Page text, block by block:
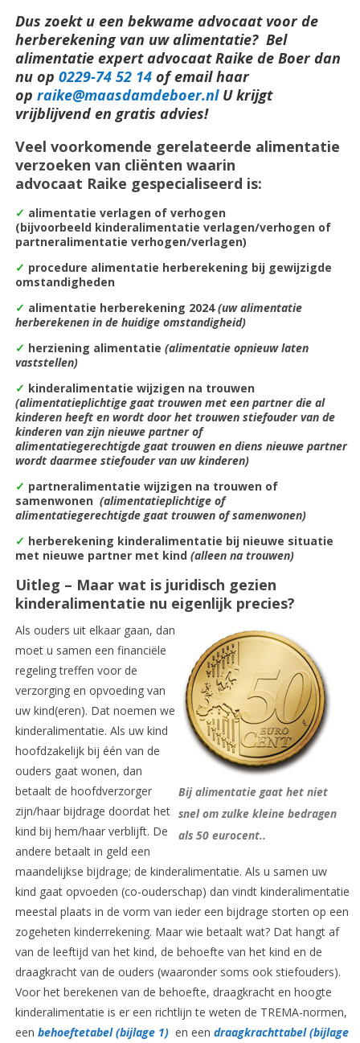
Dus zoekt u een bekwame advocaat voor de
herberekening van uw alimentatie? Bel
alimentatie expert advocaat Raike de Boer dan
nu op 0229-74 52 14 of email haar
op raike@maasdamdeboer.nl U krijgt
vrijblijvend en gratis advies!
Veel voorkomende gerelateerde alimentatie
verzoeken van cliënten waarin
advocaat Raike gespecialiseerd is:
✓ alimentatie verlagen of verhogen
(bijvoorbeeld kinderalimentatie verlagen/verhogen of
partneralimentatie verhogen/verlagen)
✓ procedure alimentatie herberekening bij gewijzigde
omstandigheden
✓ alimentatie herberekening 2024(uw alimentatie
herberekenen in de huidige omstandigheid)
✓ herziening alimentatie (alimentatie opnieuw laten
vaststellen)
✓ kinderalimentatie wijzigen na trouwen
(alimentatieplichtige gaat trouwen met een partner die al
kinderen heeft en wordt door het trouwen stiefouder van de
kinderen van zijn nieuwe partner of
alimentatiegerechtigde gaat trouwen en diens nieuwe partner
wordt daarmee stiefouder van uw kinderen)
✓ partneralimentatie wijzigen na trouwen of
samenwonen (alimentatieplichtige of
alimentatiegerechtigde gaat trouwen of samenwonen)
✓ herberekening kinderalimentatie bij nieuwe situatie
met nieuwe partner met kind (alleen na trouwen)
Uitleg – Maar wat is juridisch gezien
kinderalimentatie nu eigenlijk precies?
Bij alimentatie gaat het niet
snel om zulke kleine bedragen
als 50 eurocent..
Als ouders uit elkaar gaan, dan
moet u samen een financiële
regeling treffen voor de
verzorging en opvoeding van
uw kind(eren). Dat noemen we
kinderalimentatie. Als uw kind
hoofdzakelijk bij één van de
ouders gaat wonen, dan
betaalt de hoofdverzorger
zijn/haar bijdrage doordat het
kind bij hem/haar verblijft. De
andere betaalt in geld een
maandelijkse bijdrage; de kinderalimentatie. Als u samen uw
kind gaat opvoeden (co-ouderschap) dan vindt kinderalimentatie
meestal plaats in de vorm van ieder een bijdrage storten op een
zogeheten kinderrekening. Maar wie betaalt wat? Dat hangt af
van de leeftijd van het kind, de behoefte van het kind en de
draagkracht van de ouders (waaronder soms ook stiefouders).
Voor het berekenen van de behoefte, draagkracht en hoogte
kinderalimentatie is er een richtlijn te weten de TREMA-normen,
een behoeftetabel (bijlage 1) en een draagkrachttabel (bijlage